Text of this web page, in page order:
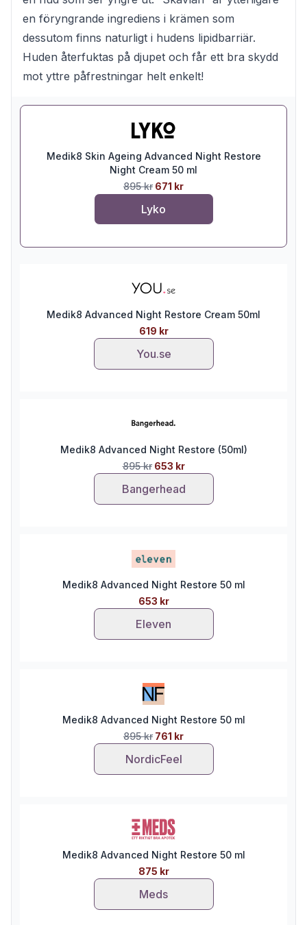
en föryngrande ingrediens i krämen som
dessutom finns naturligt i hudens lipidbarriär.
Huden återfuktas på djupet och får ett bra skydd
mot yttre påfrestningar helt enkelt!
Medik8 Skin Ageing Advanced Night Restore
Night Cream 50 ml
895 kr 671 kr
Lyko
Medik8 Advanced Night Restore Cream 50ml
619 kr
You.se
Medik8 Advanced Night Restore (50ml)
895 kr 653 kr
Bangerhead
Medik8 Advanced Night Restore 50 ml
653 kr
Eleven
Medik8 Advanced Night Restore 50 ml
895 kr 761 kr
NordicFeel
Medik8 Advanced Night Restore 50 ml
875 kr
Meds